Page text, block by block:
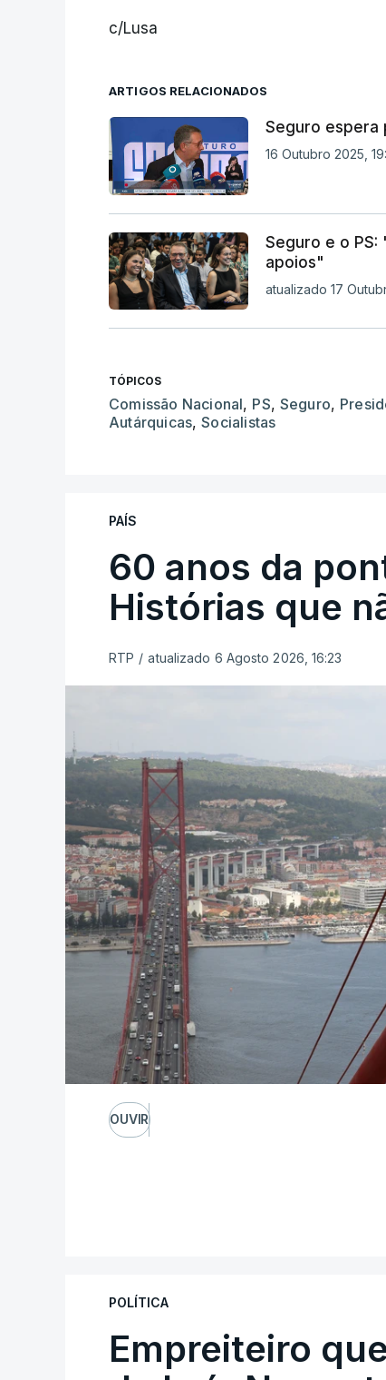
c/Lusa
ARTIGOS RELACIONADOS
Seguro espera
16 Outubro 2025,
Seguro e o PS:
apoios"
atualizado 17
TÓPICOS
Comissão Nacional, PS, Seguro,
Autárquicas,Socialistas
PAÍS
60 anos da
Histórias que
RTP / atualizado 6 Agosto 2026, 16:23
OUVIR
POLÍTICA
Empreiteiro